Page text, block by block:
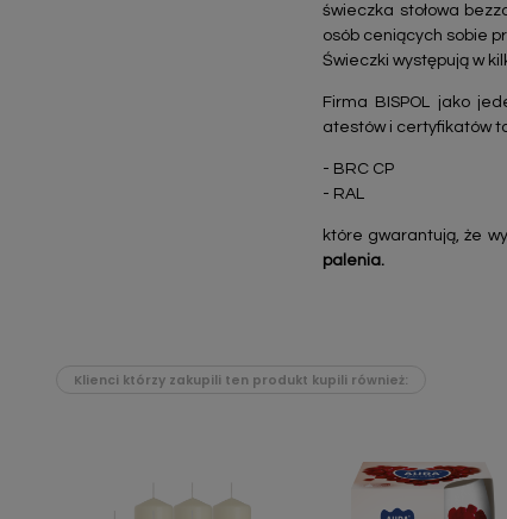
świeczka stołowa
osób ceniących sobie
Świeczki występują w
Firma BISPOL jako
atestów i certyfikatów
- BRC CP
- RAL
które gwarantują, że
palenia.
Klienci którzy zakupili ten produkt kupili również: